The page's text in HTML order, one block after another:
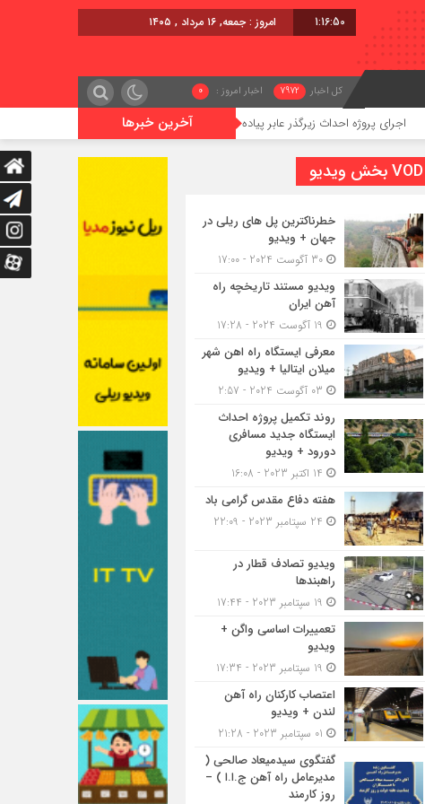
1:16:51 امروز : جمعه, ۱۶ مرداد , ۱۴۰۵
کل اخبار 7972 اخبار امروز : 0
آخرین خبرها احداث زیرگذر عابر پیاده در حریم ریلی قائمشهر
VOD بخش ویدیو
خطرناکترین پل های ریلی در
جهان + ویدیو
ویدیو مستند تاریخچه راه
آهن ایران
معرفی ایستگاه راه اهن شهر
میلان ایتالیا + ویدیو
روند تکمیل پروژه احداث
ایستگاه جدید مسافری
دورود + ویدیو
هفته دفاع مقدس گرامی باد
ویدیو تصادف قطار در
راهبندها
تعمییرات اساسی واگن +
ویدیو
اعتصاب کارکنان راه آهن
لندن + ویدیو
گفتگوی سیدمیعاد صالحی (
مدیرعامل راه آهن ج.ا.ا ) –
روز کارمند